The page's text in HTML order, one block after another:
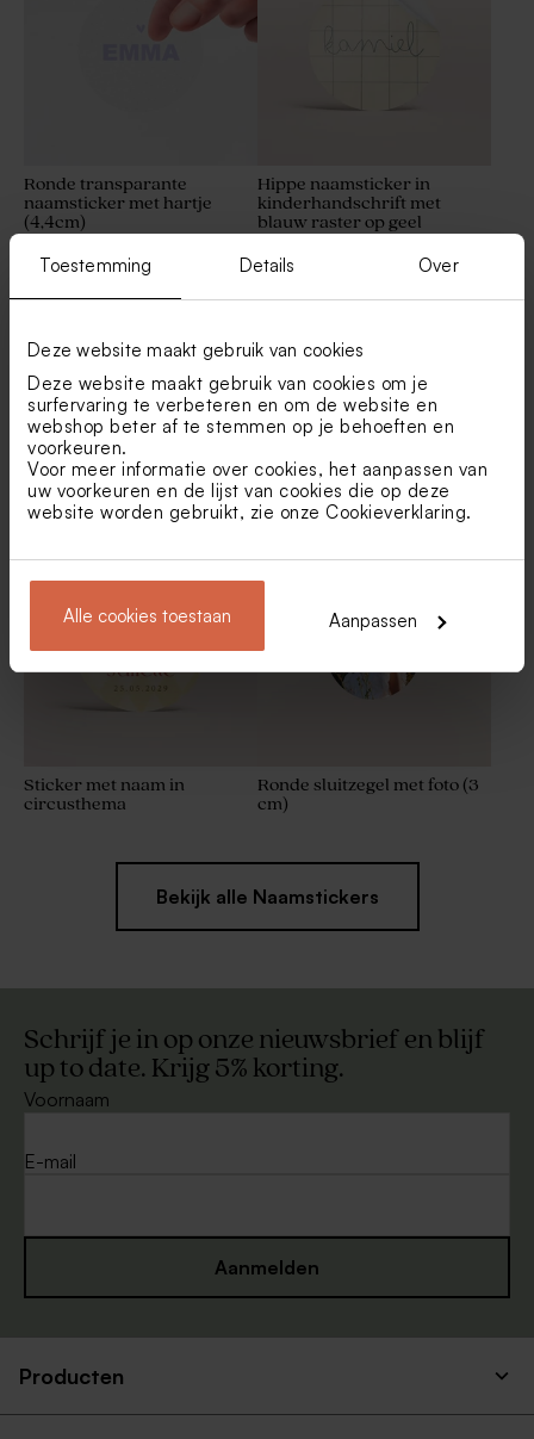
Toestemming Details Over
Deze website maakt gebruik van cookies
Deze website maakt gebruik van cookies om je
surfervaring te verbeteren en om de website en
webshop beter af te stemmen op je behoeften en
voorkeuren.
Voor meer informatie over cookies, het aanpassen van
uw voorkeuren en de lijst van cookies die op deze
website worden gebruikt, zie onze Cookieverklaring.
Alle cookies toestaan Aanpassen
Ronde transparante
naamsticker met hartje
(4,4cm)
Hippe naamsticker in
kinderhandschrift met
blauw raster op geel
Nieuw
Ronde sticker met naam en
circustent in goudfolie
Nieuw
Naamsticker met foto en
naam in folie
Sticker met naam in
circusthema
Ronde sluitzegel met foto (3
cm)
Bekijk alle Naamstickers
Schrijf je in op onze nieuwsbrief en blijf
up to date. Krijg 5% korting.
Voornaam
E-mail
Aanmelden
Producten